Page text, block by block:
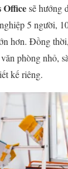
Officesẽ hướng
5 người,
hơn. Đồng
phòng nhỏ,
kế riêng.